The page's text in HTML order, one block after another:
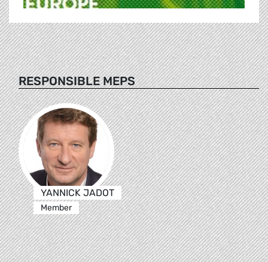
RESPONSIBLE MEPS
YANNICK JADOT
Member